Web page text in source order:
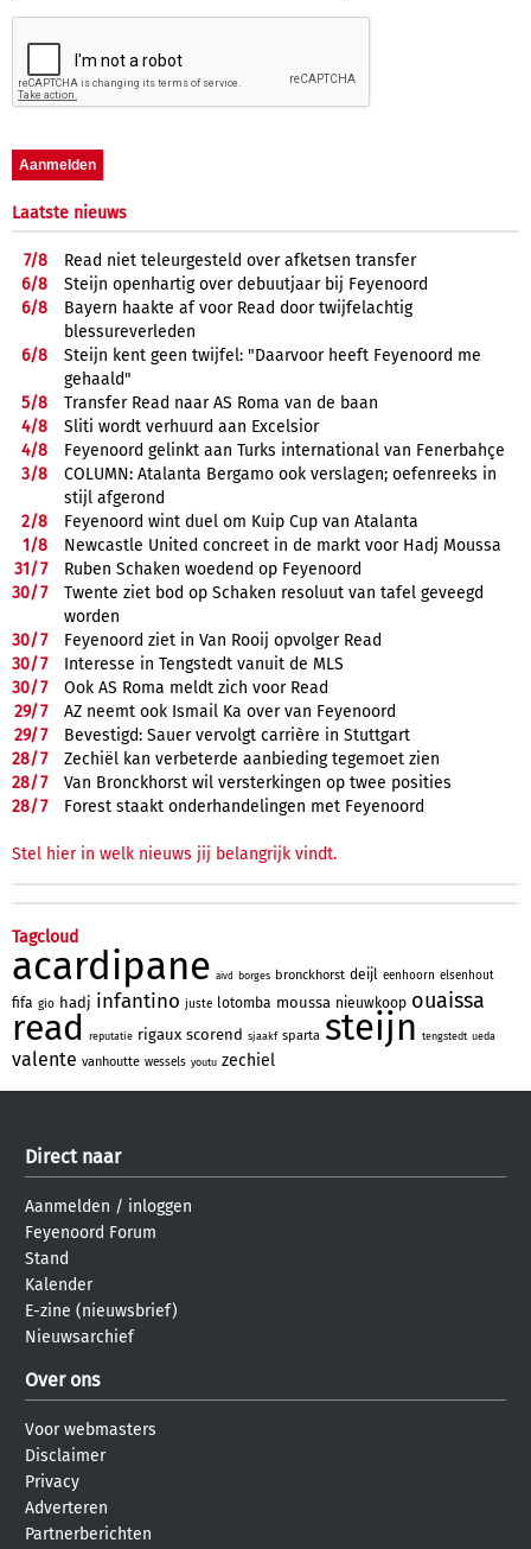
Laatste nieuws
7/8
Read niet teleurgesteld over afketsen transfer
6/8
Steijn openhartig over debuutjaar bij Feyenoord
6/8
Bayern haakte af voor Read door twijfelachtig
blessureverleden
6/8
Steijn kent geen twijfel: "Daarvoor heeft Feyenoord me
gehaald"
5/8
Transfer Read naar AS Roma van de baan
4/8
Sliti wordt verhuurd aan Excelsior
4/8
Feyenoord gelinkt aan Turks international van Fenerbahçe
3/8
COLUMN: Atalanta Bergamo ook verslagen; oefenreeks in
stijl afgerond
2/8
Feyenoord wint duel om Kuip Cup van Atalanta
1/8
Newcastle United concreet in de markt voor Hadj Moussa
31/7
Ruben Schaken woedend op Feyenoord
30/7
Twente ziet bod op Schaken resoluut van tafel geveegd
worden
30/7
Feyenoord ziet in Van Rooij opvolger Read
30/7
Interesse in Tengstedt vanuit de MLS
30/7
Ook AS Roma meldt zich voor Read
29/7
AZ neemt ook Ismail Ka over van Feyenoord
29/7
Bevestigd: Sauer vervolgt carrière in Stuttgart
28/7
Zechiël kan verbeterde aanbieding tegemoet zien
28/7
Van Bronckhorst wil versterkingen op twee posities
28/7 Forest staakt onderhandelingen met Feyenoord
Stel hier in welk nieuws jij belangrijk vindt.
Tagcloud
acardipane aivd borges bronckhorst deijl eenhoorn elsenhout
fifa gio hadj infantino juste lotomba moussa nieuwkoop ouaissa
read reputatie rigaux scorend sjaakf sparta steijn tengstedt ueda
valente vanhoutte wessels youtu zechiel
Direct naar
Aanmelden / inloggen
Feyenoord Forum
Stand
Kalender
E-zine (nieuwsbrief)
Nieuwsarchief
Over ons
Voor webmasters
Disclaimer
Privacy
Adverteren
Partnerberichten